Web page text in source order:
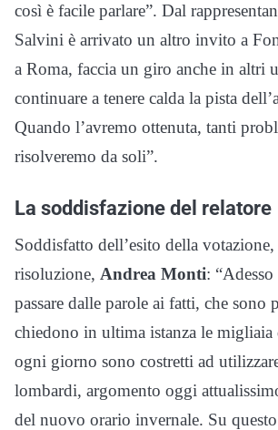
così è facile parlare”. Dal
Salvini è arrivato un altro invito a
a Roma, faccia un giro anche in altri
continuare a tenere calda la pista
Quando l’avremo ottenuta, tanti
risolveremo da soli”.
La soddisfazione del relatore
Soddisfatto dell’esito della
risoluzione, Andrea Monti:
passare dalle parole ai fatti, che sono
chiedono in ultima istanza le
ogni giorno sono costretti ad
lombardi, argomento oggi
del nuovo orario invernale. Su